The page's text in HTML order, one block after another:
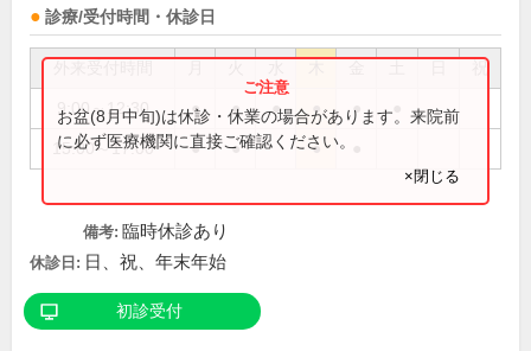
診療/受付時間・休診日
祝
9:00～12:30 ● ● ● ● ●
15:00～17:00 ● ● ●
お盆(8月中旬)は休診・休業の場合があります。来院前
に必ず医療機関に直接ご確認ください。
×閉じる
備考: 臨時休診あり
休診日: 日、祝、年末年始
初診受付